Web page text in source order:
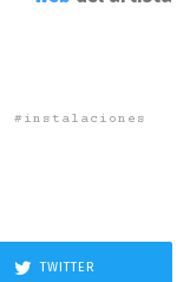
instalaciones
TWITTER